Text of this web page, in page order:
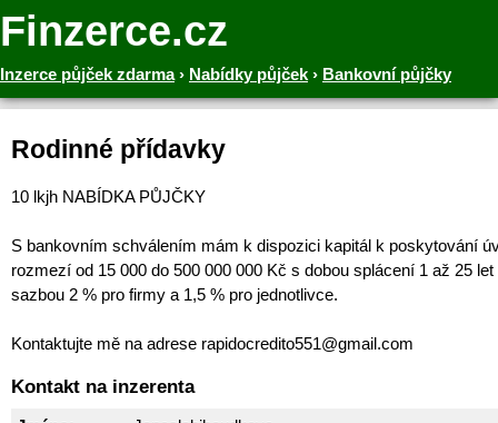
Finzerce.cz
Inzerce půjček zdarma› Nabídky půjček › Bankovní půjčky
Rodinné přídavky
10 lkjh NABÍDKA PŮJČKY
S bankovním schválením mám k dispozici kapitál k poskytování
rozmezí od 15 000 do 500 000 000 Kč s dobou splácení 1 až 25
sazbou 2 % pro firmy a 1,5 % pro jednotlivce.
Kontaktujte mě na adrese rapidocredito551@gmail.com
Kontakt na inzerenta